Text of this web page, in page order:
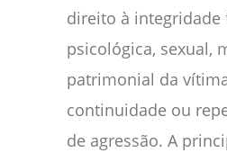
direito à integridade
psicológica, sexual,
patrimonial da
continuidade ou
de agressão. A